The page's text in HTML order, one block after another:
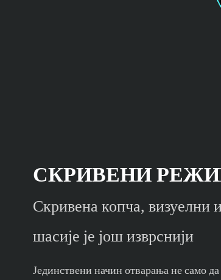
СКРИВЕНИ
Скривена копча, визуелни
шасије је још изврснији
Јединствени начин отварања не само